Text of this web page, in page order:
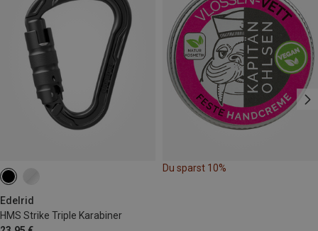
Edelrid
HMS Strike Triple Karabiner
Du sparst 10%